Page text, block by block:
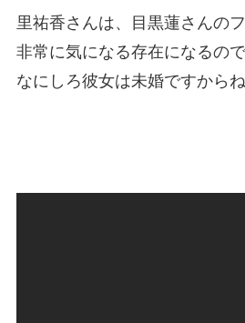
里祐香さんは、目黒蓮さんの
非常に気になる存在になるの
なにしろ彼女は未婚ですからね